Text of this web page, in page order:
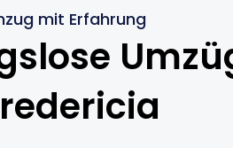
mit Erfahrung